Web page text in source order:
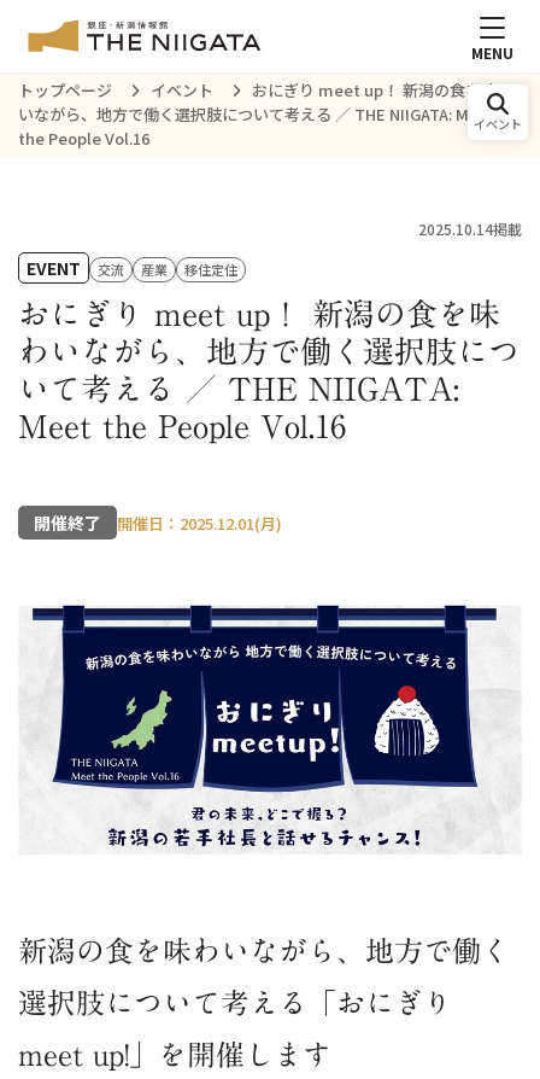
MENU
トップページ イベント
おにぎり meet up！ 新潟の食を味わ
いながら、地方で働く選択肢について考える ／ THE NIIGATA: Meet
the People Vol.16
イベント
2025.10.14掲載
EVENT 交流 産業 移住定住
おにぎり meet up！ 新潟の食を味
わいながら、地方で働く選択肢につ
いて考える ／ THE NIIGATA:
Meet the People Vol.16
開催終了 開催日：2025.12.01(月)
新潟の食を味わいながら、地方で働く
選択肢について考える「おにぎり
meet up!」を開催します